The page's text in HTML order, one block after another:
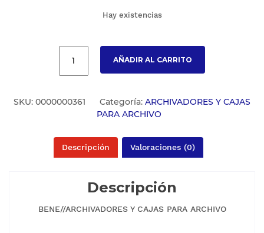
Hay existencias
AÑADIR AL CARRITO
SKU: 0000000361 Categoría: ARCHIVADORES Y CAJAS
PARA ARCHIVO
Descripción Valoraciones (0)
Descripción
BENE//ARCHIVADORES Y CAJAS PARA ARCHIVO